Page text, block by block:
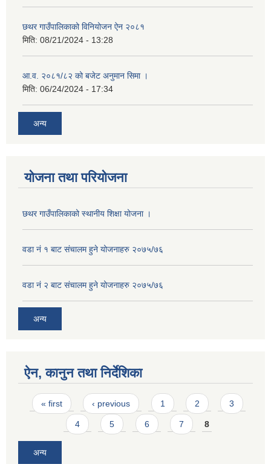
छथर गाउँपालिकाको विनियोजन ऐन २०८१
मिति: 08/21/2024 - 13:28
आ.व. २०८१/८२ को बजेट अनुमान सिमा ।
मिति: 06/24/2024 - 17:34
अन्य
योजना तथा परियोजना
छथर गाउँपालिकाको स्थानीय शिक्षा योजना ।
वडा नं १ बाट संचालम हुने योजनाहरु २०७५/७६
वडा नं २ बाट संचालम हुने योजनाहरु २०७५/७६
अन्य
ऐन, कानुन तथा निर्देशिका
Pages
« first ‹ previous 1 2 3
4 5 6 7 8
अन्य